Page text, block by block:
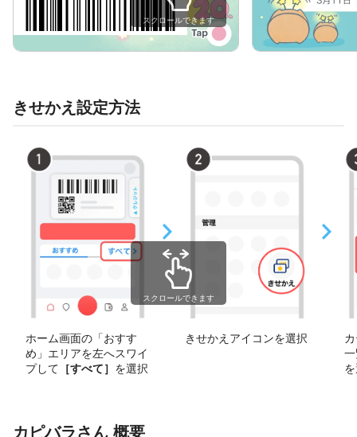
スクロールできます
きせかえ設定方法
ホーム画面の「おすす
め」エリアを左へスワイ
プして ［すべて］ を選択
きせかえアイコンを選択
スクロールできます
カピバラさん 概要